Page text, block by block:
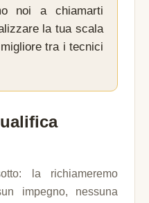
noi a chiamarti
la tua scala
tra i tecnici
la richiameremo
impegno, nessuna